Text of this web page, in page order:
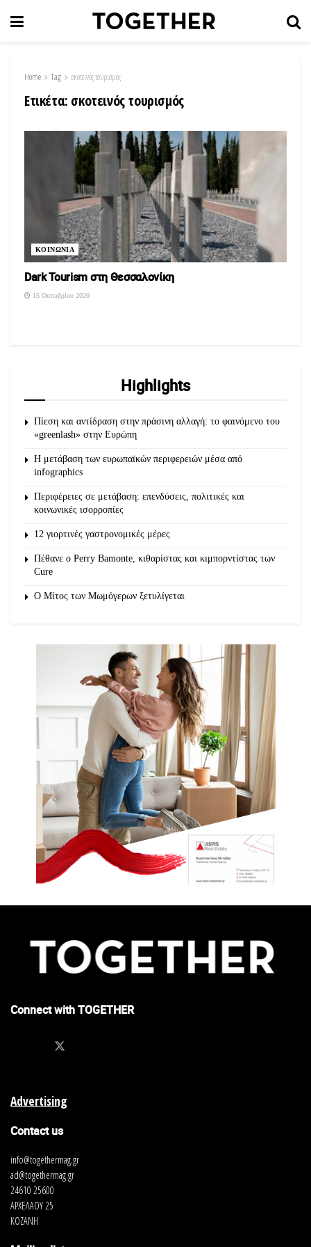
Home Tag σκοτεινός τουρισμός
Ετικέτα: σκοτεινός τουρισμός
ΚΟΙΝΩΝΙΑ
Dark Tourism στη Θεσσαλονίκη
15 Οκτωβρίου 2020
Highlights
Πίεση και αντίδραση στην πράσινη αλλαγή: το φαινόμενο του
«greenlash» στην Ευρώπη
Η μετάβαση των ευρωπαϊκών περιφερειών μέσα από
infographics
Περιφέρειες σε μετάβαση: επενδύσεις, πολιτικές και
κοινωνικές ισορροπίες
12 γιορτινές γαστρονομικές μέρες
Πέθανε ο Perry Bamonte, κιθαρίστας και κιμπορντίστας των
Cure
O Μίτος των Μωμόγερων ξετυλίγεται
Connect with TOGETHER
Advertising
Contact us
info@togethermag.gr
ad@togethermag.gr
24610 25600
ΑΡΧΕΛΑΟΥ 25
ΚΟΖΑΝΗ